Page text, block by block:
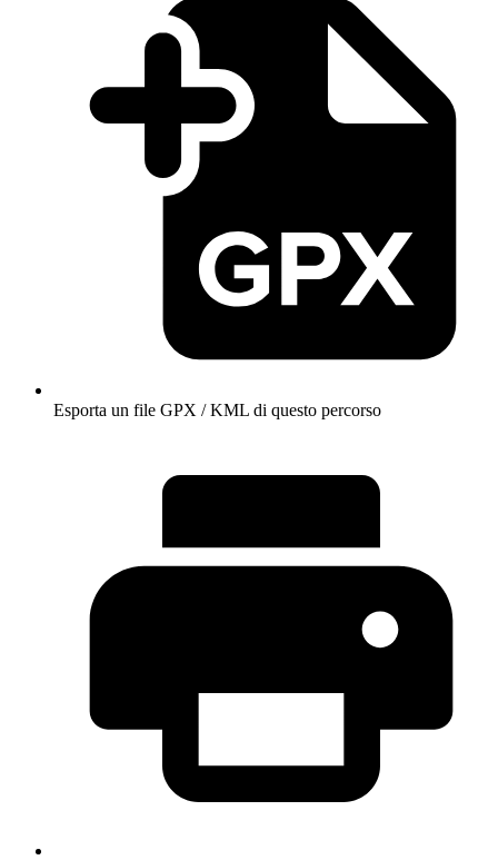
Esporta un file GPX / KML di questo percorso